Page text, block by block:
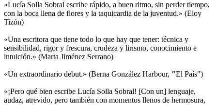
«Lucía Solla Sobral escribe rápido, a buen ritmo, sin perder tiempo,
con la boca llena de flores y la taquicardia de la juventud.» (Eloy
Tizón)
«Una escritora que tiene todo lo que hay que tener: técnica y
sensibilidad, rigor y frescura, crudeza y lirismo, conocimiento e
intuición.» (Marta Jiménez Serrano)
«Un extraordinario debut.» (Berna González Harbour, "El País")
«¡Pero qué bien escribe Lucía Solla Sobral! [Con un] lenguaje,
audaz, atrevido, pero también con momentos llenos de hermosura,